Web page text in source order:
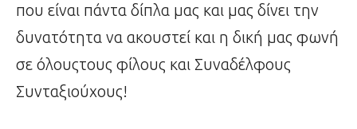
που είναι πάντα δίπλα μας και μας δίνει την
δυνατότητα να ακουστεί και η δική μας φωνή
σε όλουςτους φίλους και Συναδέλφους
Συνταξιούχους!